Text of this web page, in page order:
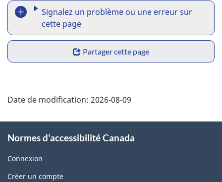
v
e
z
n
o
u
s
R
e
p
o
t
a
Signalez un problème ou une erreur sur
cette page
S
h
r
e
Partager cette page
Date de modification: 2026-08-09
Normes d'accessibilité Canada
Connexion
Créer un compte